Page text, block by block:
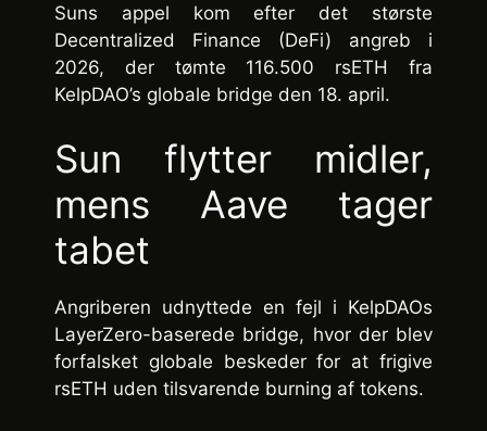
Suns appel kom efter det største
Decentralized Finance (DeFi) angreb i
2026, der tømte 116.500 rsETH fra
KelpDAO’s globale bridge den 18. april.
Sun flytter midler,
mens Aave tager
tabet
Angriberen udnyttede en fejl i KelpDAOs
LayerZero-baserede bridge, hvor der blev
forfalsket globale beskeder for at frigive
rsETH uden tilsvarende burning af tokens.